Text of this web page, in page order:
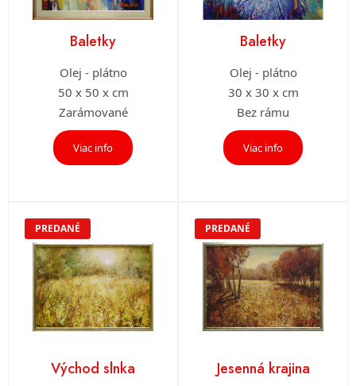
Baletky
Olej - plátno
50 x 50 x cm
Zarámované
Viac info
Baletky
Olej - plátno
30 x 30 x cm
Bez rámu
Viac info
PREDANÉ
Východ slnka
PREDANÉ
Jesenná krajina